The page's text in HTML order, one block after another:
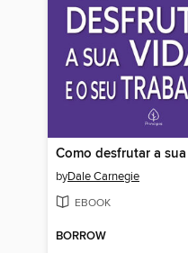
byDale Carnegie
EBOOK
BORROW